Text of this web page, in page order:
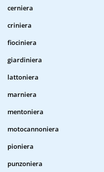
cerniera
criniera
fiociniera
giardiniera
lattoniera
marniera
mentoniera
motocannoniera
pioniera
punzoniera